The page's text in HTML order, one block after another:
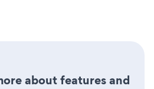
about features and